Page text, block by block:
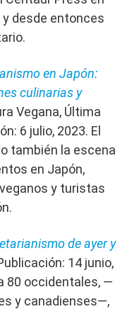
y desde entonces
en Japón:
culinarias y
Vegana, Última
6 julio, 2023. El
también la escena
en Japón,
y turistas
de ayer y
14 junio,
80 occidentales, —
y canadienses—,